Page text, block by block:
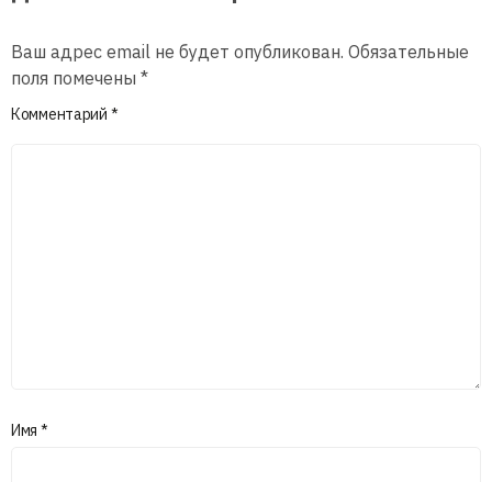
Ваш адрес email не будет опубликован. Обязательные
поля помечены *
Комментарий *
Имя *